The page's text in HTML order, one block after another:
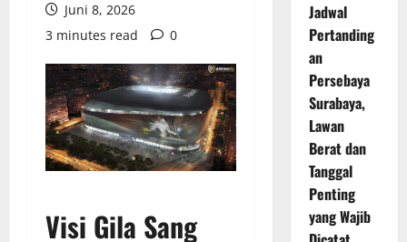
Juni 8, 2026
3 minutes read
0
Visi Gila Sang
Jadwal
Pertanding
an
Persebaya
Surabaya,
Lawan
Berat dan
Tanggal
Penting
yang Wajib